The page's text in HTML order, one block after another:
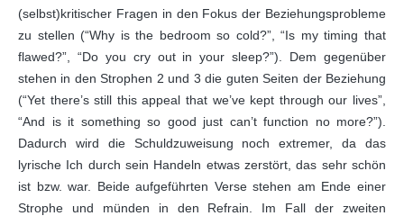
(selbst)kritischer Fragen in den Fokus der Beziehungsprobleme
zu stellen (“Why is the bedroom so cold?”, “Is my timing that
flawed?”, “Do you cry out in your sleep?”). Dem gegenüber
stehen in den Strophen 2 und 3 die guten Seiten der Beziehung
(“Yet there’s still this appeal that we’ve kept through our lives”,
“And is it something so good just can’t function no more?”).
Dadurch wird die Schuldzuweisung noch extremer, da das
lyrische Ich durch sein Handeln etwas zerstört, das sehr schön
ist bzw. war. Beide aufgeführten Verse stehen am Ende einer
Strophe und münden in den Refrain. Im Fall der zweiten